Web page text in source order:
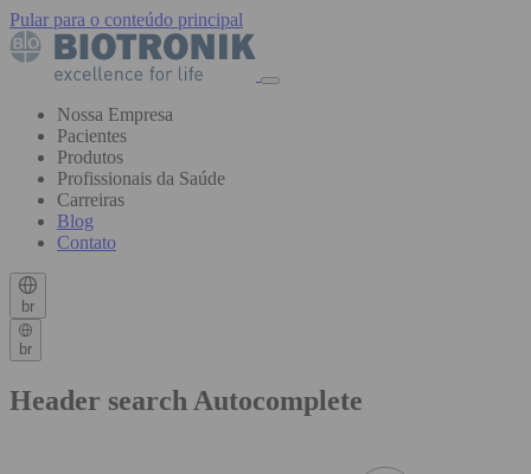
Pular para o conteúdo principal
Nossa Empresa
Pacientes
Produtos
Profissionais da Saúde
Carreiras
Blog
Contato
br
br
Header search Autocomplete